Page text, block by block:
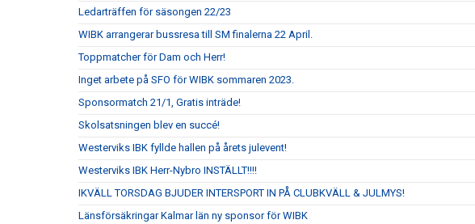
Ledarträffen för säsongen 22/23
WIBK arrangerar bussresa till SM finalerna 22 April.
Toppmatcher för Dam och Herr!
Inget arbete på SFO för WIBK sommaren 2023.
Sponsormatch 21/1, Gratis inträde!
Skolsatsningen blev en succé!
Westerviks IBK fyllde hallen på årets julevent!
Westerviks IBK Herr-Nybro INSTÄLLT!!!!
IKVÄLL TORSDAG BJUDER INTERSPORT IN PÅ CLUBKVÄLL & JULMYS!
Länsförsäkringar Kalmar län ny sponsor för WIBK